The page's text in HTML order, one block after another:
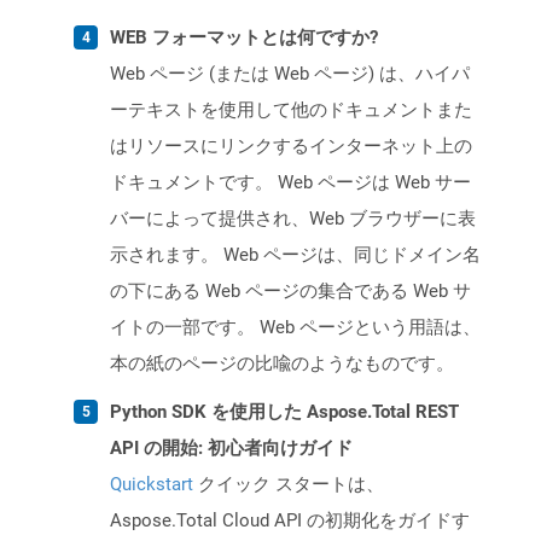
WEB フォーマットとは何ですか?
Web ページ (または Web ページ) は、ハイパ
ーテキストを使用して他のドキュメントまた
はリソースにリンクするインターネット上の
ドキュメントです。 Web ページは Web サー
バーによって提供され、Web ブラウザーに表
示されます。 Web ページは、同じドメイン名
の下にある Web ページの集合である Web サ
イトの一部です。 Web ページという用語は、
本の紙のページの比喩のようなものです。
Python SDK を使用した Aspose.Total REST
API の開始: 初心者向けガイド
Quickstart クイック スタートは、
Aspose.Total Cloud API の初期化をガイドす